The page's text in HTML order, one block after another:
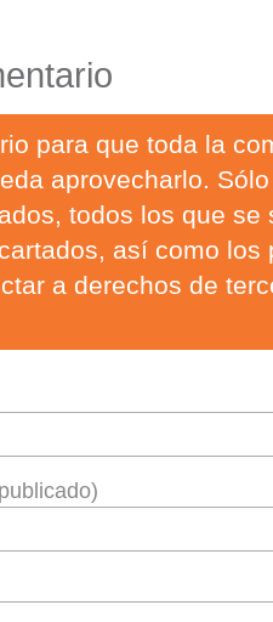
para que toda la
aprovecharlo.
todos los que se
así como los
a derechos de